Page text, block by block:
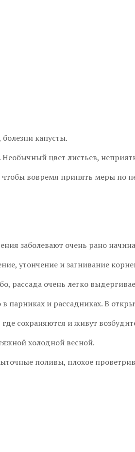
капусты.
цвет листьев,
вовремя принять меры по
заболевают очень рано
утончение и загнивание
рассада очень легко
парниках и рассадниках. В
сохраняются и живут
холодной весной.
поливы, плохое